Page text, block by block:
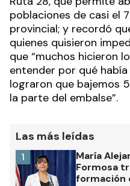
poblaciones de casi el
provincial; y recordó
quienes quisieron
que “muchos hicieron
entender por qué
lograron que bajemos
la parte del embalse”.
Las más leídas
María
Formosa
formación
1